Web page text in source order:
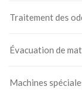
Traitement des
Évacuation de
Machines